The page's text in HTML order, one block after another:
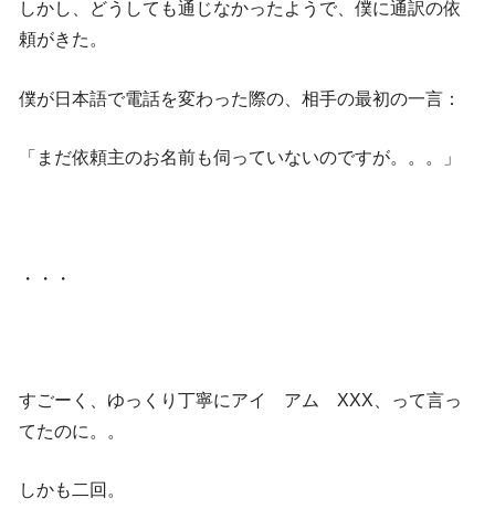
しかし、どうしても通じなかったようで、僕に通訳の依
頼がきた。
僕が日本語で電話を変わった際の、相手の最初の一言：
「まだ依頼主のお名前も伺っていないのですが。。。」
・・・
すごーく、ゆっくり丁寧にアイ アム XXX、って言っ
てたのに。。
しかも二回。